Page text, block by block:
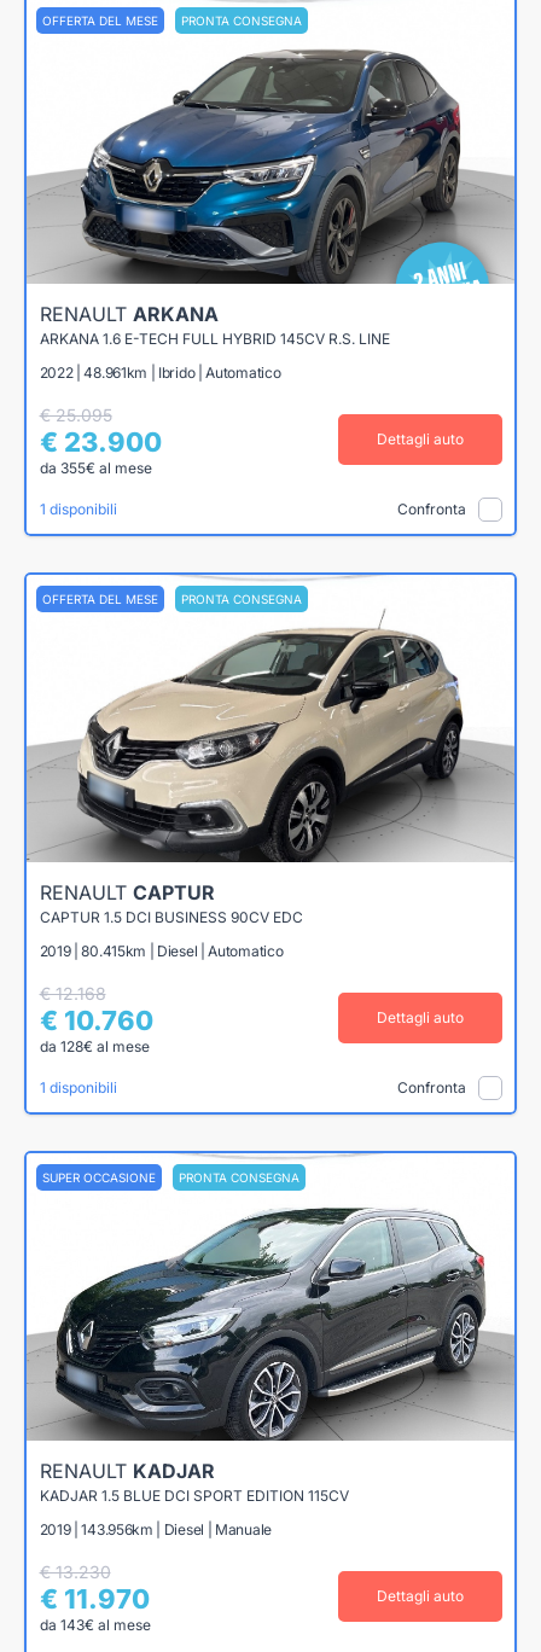
OFFERTA DEL MESE PRONTA CONSEGNA
RENAULT ARKANA
ARKANA 1.6 E-TECH FULL HYBRID 145CV R.S. LINE
2022 | 48.961km | Ibrido | Automatico
€ 25.095
€ 23.900
da 355€ al mese
Dettagli auto
1 disponibili Confronta
OFFERTA DEL MESE PRONTA CONSEGNA
RENAULT CAPTUR
CAPTUR 1.5 DCI BUSINESS 90CV EDC
2019 | 80.415km | Diesel | Automatico
€ 12.168
€ 10.760
da 128€ al mese
Dettagli auto
1 disponibili Confronta
SUPER OCCASIONE PRONTA CONSEGNA
RENAULT KADJAR
KADJAR 1.5 BLUE DCI SPORT EDITION 115CV
2019 | 143.956km | Diesel | Manuale
€ 13.230
€ 11.970
da 143€ al mese
Dettagli auto